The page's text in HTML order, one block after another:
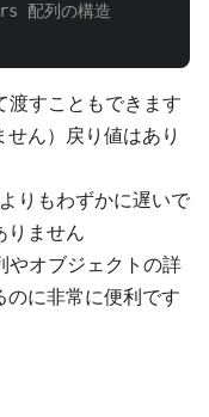
配列の構造
渡すこともできます
せん）戻り値はあり
よりもわずかに遅いで
りません
やオブジェクトの詳
に非常に便利です